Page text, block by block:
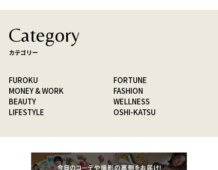
Category
カテゴリー
FUROKU
FORTUNE
MONEY & WORK
FASHION
BEAUTY
WELLNESS
LIFESTYLE
OSHI-KATSU